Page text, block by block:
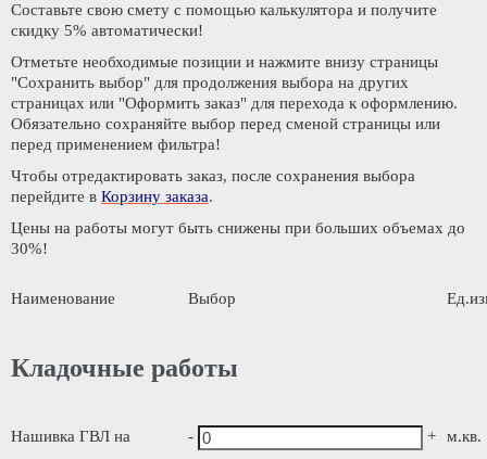
Составьте свою смету с помощью калькулятора и получите
скидку 5% автоматически!
Отметьте необходимые позиции и нажмите внизу страницы
"Сохранить выбор" для продолжения выбора на других
страницах или "Оформить заказ" для перехода к оформлению.
Обязательно сохраняйте выбор перед сменой страницы или
перед применением фильтра!
Чтобы отредактировать заказ, после сохранения выбора
перейдите в Корзину заказа.
Цены на работы могут быть снижены при больших объемах до
30%!
Наименование Выбор
Кладочные работы
Нашивка ГВЛ на
- + м.кв.